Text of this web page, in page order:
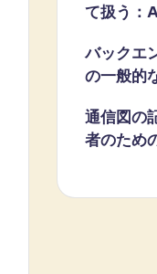
て扱う：
バックエ
の一般的
通信図の
者のため